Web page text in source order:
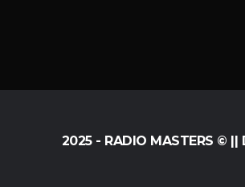
2025 - RADIO MASTERS © ||